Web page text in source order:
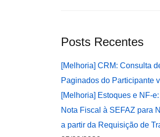
Posts Recentes
[Melhoria] CRM: Consulta
Paginados do Participante
[Melhoria] Estoques e NF-
Nota Fiscal à SEFAZ para
a partir da Requisição de